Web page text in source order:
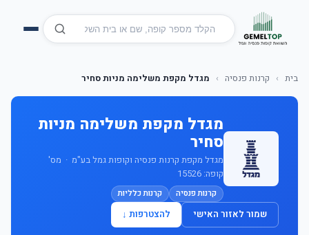
בית › קרנות פנסיה › מגדל מקפת משלימה מניות סחיר
מגדל מקפת משלימה מניות
סחיר
מגדל מקפת קרנות פנסיה וקופות גמל בע"מ · מס'
קופה: 15526
קרנות פנסיה קרנות כלליות
שמור לאזור האישי להצטרפות ↓